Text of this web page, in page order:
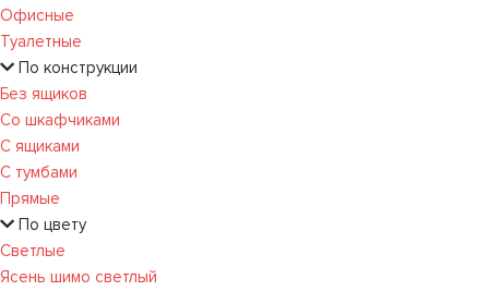
Офисные
Туалетные
По конструкции
Без ящиков
Со шкафчиками
С ящиками
С тумбами
Прямые
По цвету
Светлые
Ясень шимо светлый